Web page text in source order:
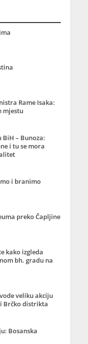
Rame Isaka:
mjestu
– Bunoza:
i tu se mora
i branimo
preko Čapljine
kako izgleda
bh. gradu na
veliku akciju
Brčko distrikta
Bosanska